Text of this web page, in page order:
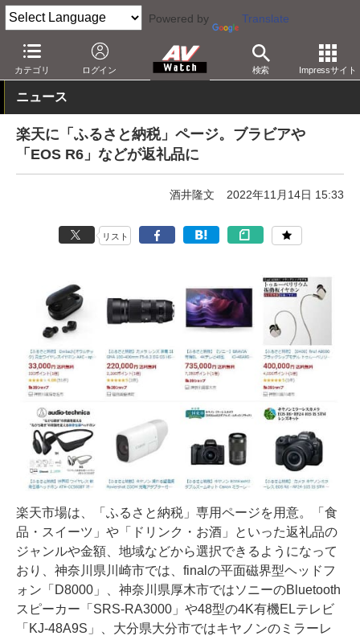
Powered by Translate
カテゴリ ログイン 検索 Impressサイト
AV Watch 動向 ショップ セール
ニュース
楽天に「ふるさと納税」ページ。ブラビアや
「EOS R6」などが返礼品に
酒井隆文 2022年11月14日 15:33
リスト
楽天市場は、「ふるさと納税」専用ページを用意。「食
品・スイーツ」や「ドリンク・お酒」といった返礼品の
ジャンルや金額、地域などから選択できるようになって
おり、神奈川県川崎市では、finalの平面磁界型ヘッドフ
ォン「D8000」、神奈川県厚木市ではソニーのBluetooth
スピーカー「SRS-RA3000」や48型の4K有機ELテレビ
「KJ-48A9S」、大分県大分市ではキヤノンのミラーレ